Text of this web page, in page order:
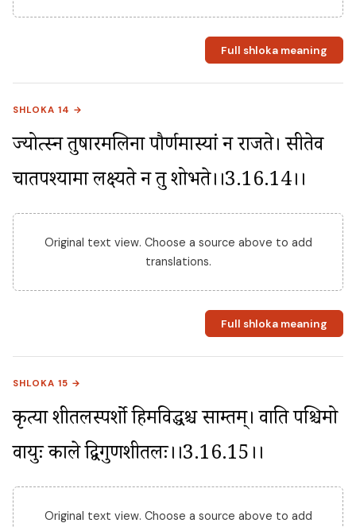
Full shloka meaning
SHLOKA 14 →
ज्योत्स्न तुषारमलिना पौर्णमास्यां न राजते। सीतेव
चातपश्यामा लक्ष्यते न तु शोभते।।3.16.14।।
Original text view. Choose a source above to add
translations.
Full shloka meaning
SHLOKA 15 →
प्रकृत्या शीतलस्पर्शो हिमविद्धश्च साम्प्रतम्। प्रवाति पश्चिमो
वायुः काले द्विगुणशीतलः।।3.16.15।।
Original text view. Choose a source above to add